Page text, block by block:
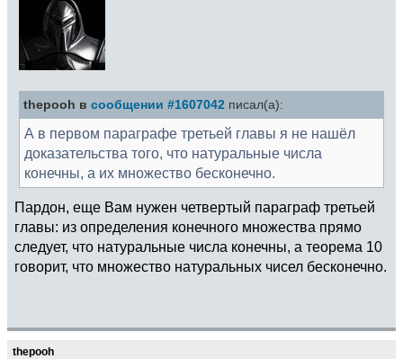
thepooh в сообщении #1607042 писал(а):
А в первом параграфе третьей главы я не нашёл
доказательства того, что натуральные числа
конечны, а их множество бесконечно.
Пардон, еще Вам нужен четвертый параграф третьей
главы: из определения конечного множества прямо
следует, что натуральные числа конечны, а теорема 10
говорит, что множество натуральных чисел бесконечно.
thepooh